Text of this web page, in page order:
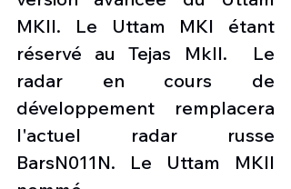
MKII. Le Uttam MKI étant
réservé au Tejas MkII.  Le
radar en cours de
développement remplacera
l'actuel radar russe
BarsN011N. Le Uttam MKII